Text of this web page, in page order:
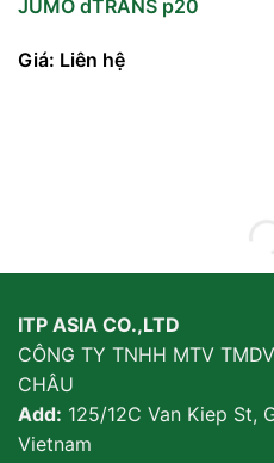
JUMO dTRANS p20
Giá: Liên hệ
ITP ASIA CO.,LTD
CÔNG TY TNHH MTV
CHÂU
Add: 125/12C Van Kiep St,
Vietnam